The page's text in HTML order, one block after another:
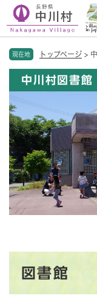
現在地 トップページ >
中川村図書館
図書館